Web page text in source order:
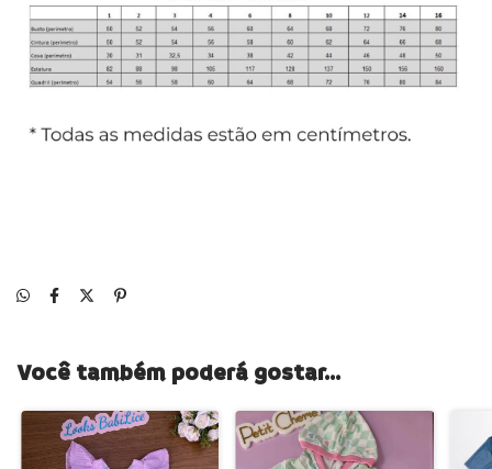
Você também poderá gostar...